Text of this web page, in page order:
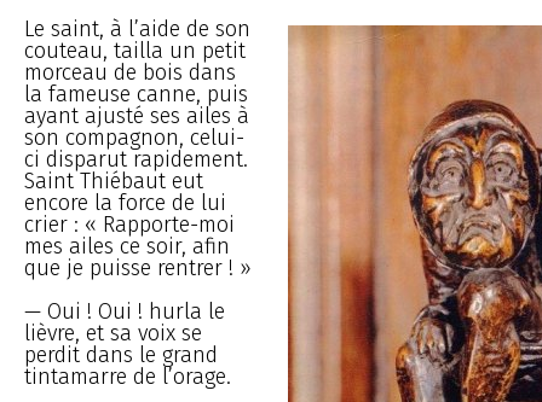
Le saint, à l’aide de son
couteau, tailla un petit
morceau de bois dans
la fameuse canne, puis
ayant ajusté ses ailes à
son compagnon, celui-
ci disparut rapidement.
Saint Thiébaut eut
encore la force de lui
crier : « Rapporte-moi
mes ailes ce soir, afin
que je puisse rentrer ! »
— Oui ! Oui ! hurla le
lièvre, et sa voix se
perdit dans le grand
tintamarre de l’orage.